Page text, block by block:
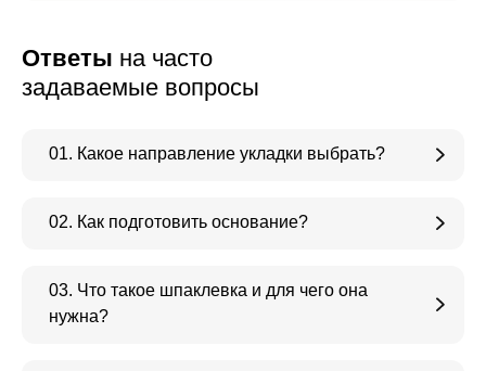
Ответы на часто
задаваемые вопросы
01. Какое направление укладки выбрать?
02. Как подготовить основание?
03. Что такое шпаклевка и для чего она
нужна?